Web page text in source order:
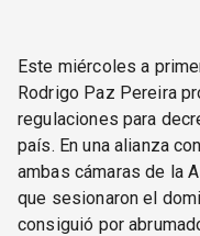
Este miércoles a
Rodrigo Paz Pereira
regulaciones para
país. En una alianza
ambas cámaras de la
que sesionaron el
consiguió por